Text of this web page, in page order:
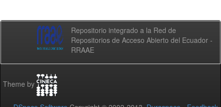
Repositorio integrado a la Red de
Repositorios de Acceso Abierto del Ecuador -
RRAAE
Theme by